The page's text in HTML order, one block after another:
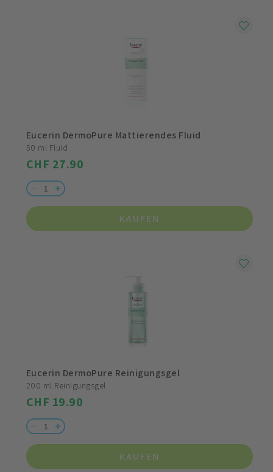
Eucerin DermoPure Mattierendes Fluid
50 ml Fluid
CHF 27.90
KAUFEN
Eucerin DermoPure Reinigungsgel
200 ml Reinigungsgel
CHF 19.90
KAUFEN